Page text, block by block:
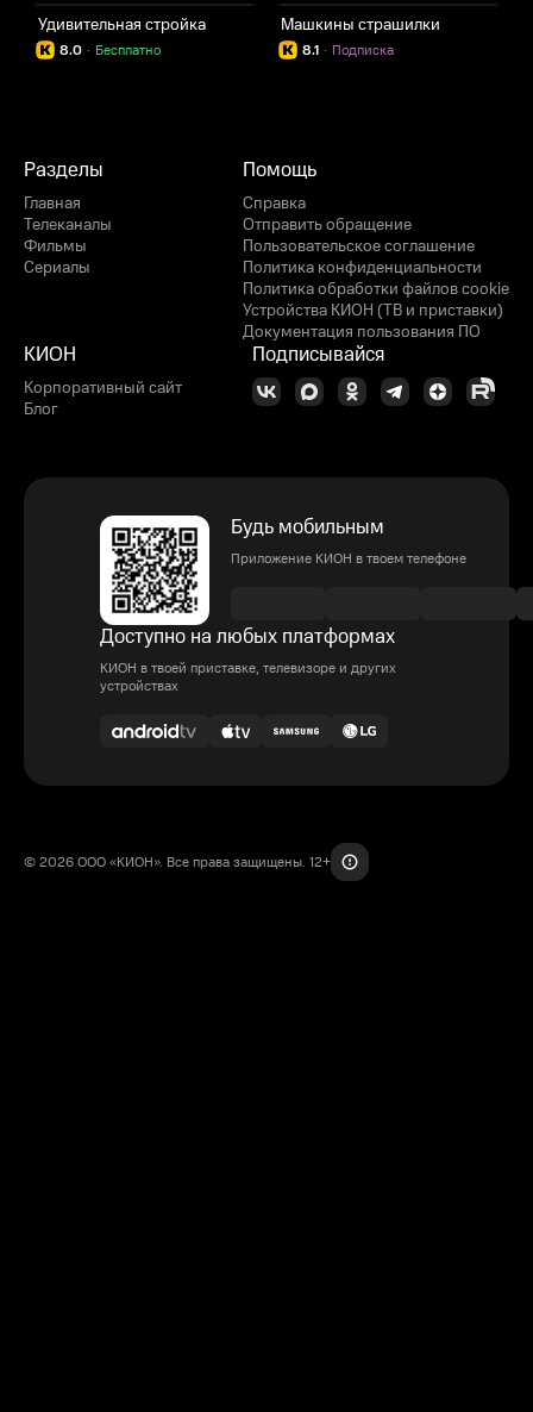
Удивительная стройка
8.0 Бесплатно
·
Машкины страшилки
8.1 Подписка
·
Разделы
Главная
Телеканалы
Фильмы
Сериалы
Помощь
Справка
Отправить обращение
Пользовательское соглашение
Политика конфиденциальности
Политика обработки файлов cookie
Устройства КИОН (ТВ и приставки)
Документация пользования ПО
КИОН
Корпоративный сайт
Блог
Подписывайся
Будь мобильным
Приложение КИОН в твоем телефоне
Доступно на любых платформах
КИОН в твоей приставке, телевизоре и других
устройствах
© 2026 ООО «КИОН». Все права защищены. 12+